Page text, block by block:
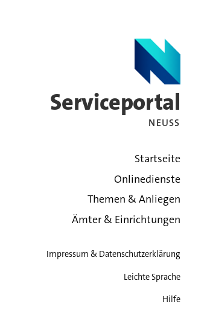
Serviceportal
NEUSS
Startseite
Onlinedienste
Themen & Anliegen
Ämter & Einrichtungen
Impressum & Datenschutzerklärung
Leichte Sprache
Hilfe